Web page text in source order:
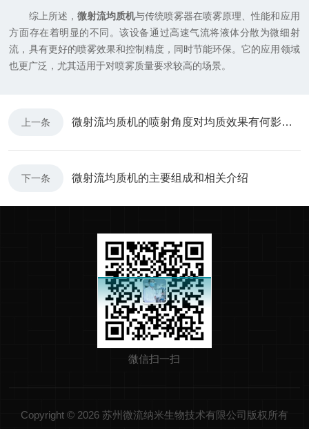
综上所述， 微射流均质机与传统喷雾器在喷雾原理、性能和应用
方面存在着明显的不同。该设备通过高速气流将液体分散为微细射
流，具有更好的喷雾效果和控制精度，同时节能环保。它的应用领域
也更广泛，尤其适用于对喷雾质量要求较高的场景。
上一条 微射流均质机的喷射角度对均质效果有何影响？
下一条 微射流均质机的主要组成和相关介绍
微信扫一扫
Copyright © 2026 苏州微流纳米生物技术有限公司版权所有